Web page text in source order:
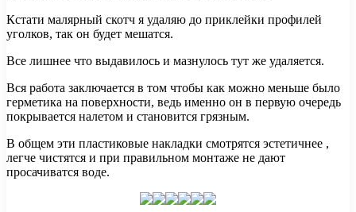
Кстати малярный скотч я удаляю до приклейки профилей
уголков, так он будет мешатся.
Все лишнее что выдавилось и мазнулось тут же удаляется.
Вся работа заключается в том чтобы как можно меньше было
герметика на поверхности, ведь именно он в первую очередь
покрывается налетом и становится грязным.
В общем эти пластиковые накладки смотрятся эстетичнее ,
легче чистятся и при правильном монтаже не дают
просачиватся воде.